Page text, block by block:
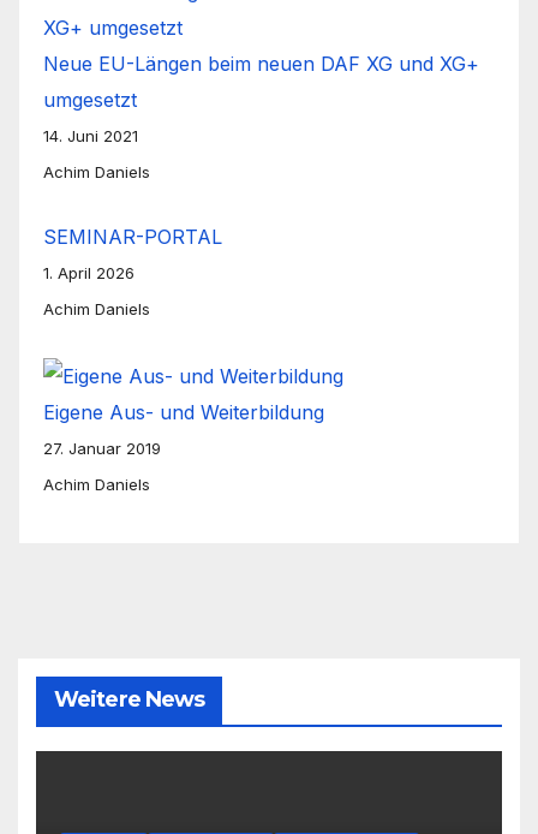
Neue EU-Längen beim neuen DAF XG und XG+
umgesetzt
14. Juni 2021
Achim Daniels
SEMINAR-PORTAL
1. April 2026
Achim Daniels
Eigene Aus- und Weiterbildung
27. Januar 2019
Achim Daniels
Weitere News